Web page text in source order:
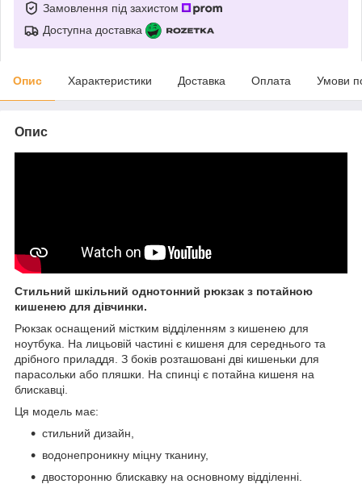
Замовлення під захистом
Доступна доставка
Опис Характеристики Доставка Оплата Умови
Опис
Стильний шкільний однотонний рюкзак з потайною
кишенею для дівчинки.
Рюкзак оснащений містким відділенням з кишенею для
ноутбука. На лицьовій частині є кишеня для середнього та
дрібного приладдя. З боків розташовані дві кишеньки для
парасольки або пляшки. На спинці є потайна кишеня на
блискавці.
Ця модель має:
стильний дизайн,
водонепроникну міцну тканину,
двосторонню блискавку на основному відділенні.